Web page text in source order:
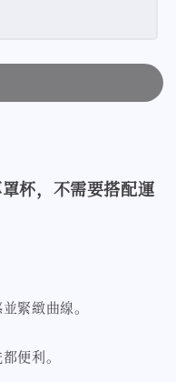
杯，不需要搭配運
緊緻曲線。
便利。